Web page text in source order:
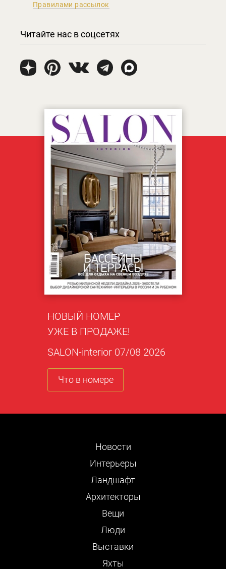
Правилами рассылок
Читайте нас в соцсетях
НОВЫЙ НОМЕР
УЖЕ В ПРОДАЖЕ!
SALON-interior 07/08 2026
Что в номере
Новости
Интерьеры
Ландшафт
Архитекторы
Вещи
Люди
Выставки
Яхты